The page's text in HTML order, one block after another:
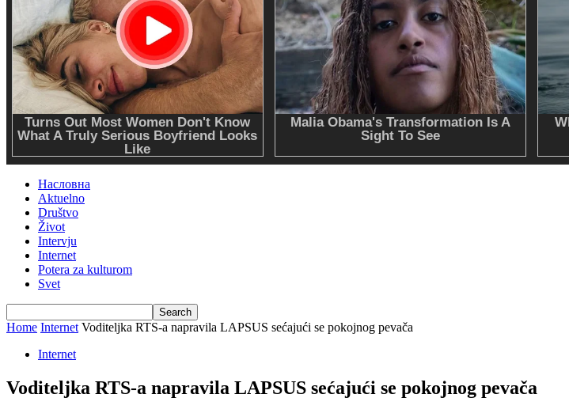
Насловна
Aktuelno
Društvo
Život
Intervju
Internet
Potera za kulturom
Svet
Home Internet Voditeljka RTS-a napravila LAPSUS sećajući se pokojnog pevača
Internet
Voditeljka RTS-a napravila LAPSUS sećajući se pokojnog pevača